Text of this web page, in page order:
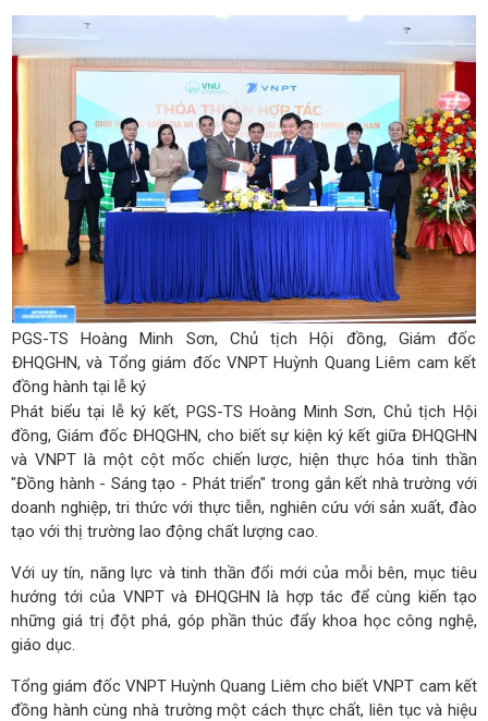
PGS-TS Hoàng Minh Sơn, Chủ tịch Hội đồng, Giám đốc
ĐHQGHN, và Tổng giám đốc VNPT Huỳnh Quang Liêm cam kết
đồng hành tại lễ ký
Phát biểu tại lễ ký kết, PGS-TS Hoàng Minh Sơn, Chủ tịch Hội
đồng, Giám đốc ĐHQGHN, cho biết sự kiện ký kết giữa ĐHQGHN
và VNPT là một cột mốc chiến lược, hiện thực hóa tinh thần
"Đồng hành - Sáng tạo - Phát triển" trong gắn kết nhà trường với
doanh nghiệp, tri thức với thực tiễn, nghiên cứu với sản xuất, đào
tạo với thị trường lao động chất lượng cao.
Với uy tín, năng lực và tinh thần đổi mới của mỗi bên, mục tiêu
hướng tới của VNPT và ĐHQGHN là hợp tác để cùng kiến tạo
những giá trị đột phá, góp phần thúc đẩy khoa học công nghệ,
giáo dục.
Tổng giám đốc VNPT Huỳnh Quang Liêm cho biết VNPT cam kết
đồng hành cùng nhà trường một cách thực chất, liên tục và hiệu